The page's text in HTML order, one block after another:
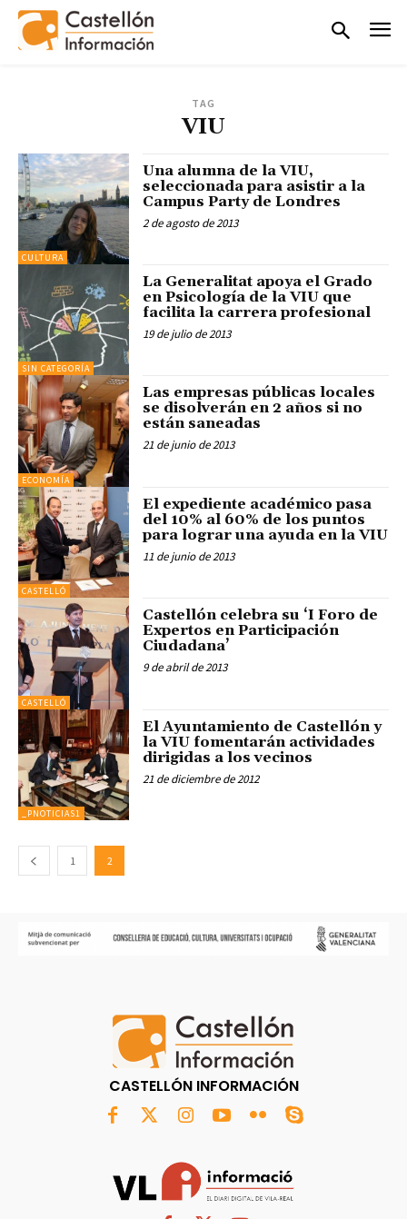
TAG
VIU
CULTURA
Una alumna de la VIU,
seleccionada para asistir a la
Campus Party de Londres
2 de agosto de 2013
SIN CATEGORÍA
La Generalitat apoya el Grado
en Psicología de la VIU que
facilita la carrera profesional
19 de julio de 2013
ECONOMÍA
Las empresas públicas locales
se disolverán en 2 años si no
están saneadas
21 de junio de 2013
CASTELLÓ
El expediente académico pasa
del 10% al 60% de los puntos
para lograr una ayuda en la VIU
11 de junio de 2013
CASTELLÓ
Castellón celebra su ‘I Foro de
Expertos en Participación
Ciudadana’
9 de abril de 2013
_PNOTICIAS1
El Ayuntamiento de Castellón y
la VIU fomentarán actividades
dirigidas a los vecinos
21 de diciembre de 2012
1 2
CASTELLÓN INFORMACIÓN